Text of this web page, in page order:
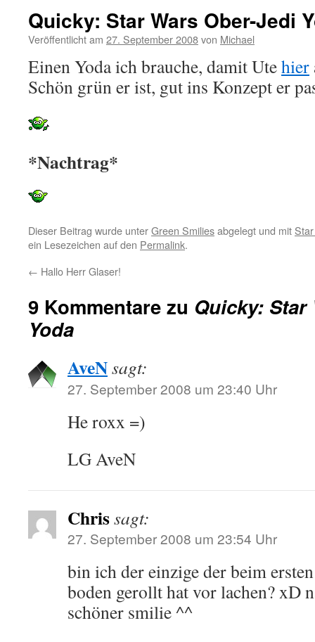
Quicky: Star Wars Ober-Jedi
Veröffentlicht am 27. September 2008von Michael
Einen Yoda ich brauche, damit Utehier
Schön grün er ist, gut ins Konzept er
*Nachtrag*
Dieser Beitrag wurde unterGreen Smiliesabgelegt und mit
ein Lesezeichen auf den Permalink.
← Hallo Herr Glaser!
9 Kommentare zu Quicky: Star
Yoda
AveNsagt:
27. September 2008 um 23:40 Uhr
He roxx =)
LG AveN
Chrissagt:
27. September 2008 um 23:54 Uhr
bin ich der einzige der beim
boden gerollt hat vor lachen? xD
schöner smilie ^^